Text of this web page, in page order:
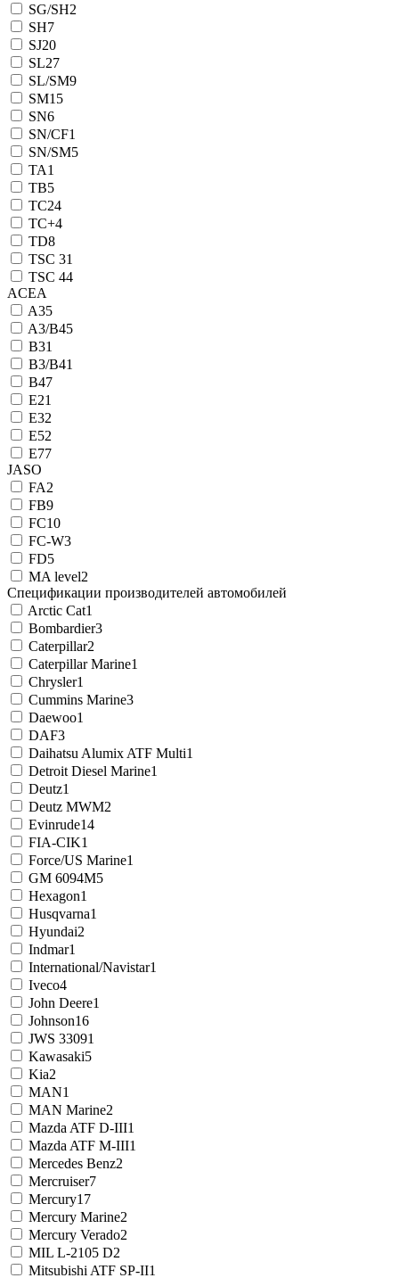
SG/SH2
SH7
SJ20
SL27
SL/SM9
SM15
SN6
SN/CF1
SN/SM5
TA1
TB5
TC24
TC+4
TD8
TSC 31
TSC 44
ACEA
A35
A3/B45
B31
B3/B41
B47
E21
E32
E52
E77
JASO
FA2
FB9
FC10
FC-W3
FD5
MA level2
Спецификации производителей автомобилей
Arctic Cat1
Bombardier3
Caterpillar2
Caterpillar Marine1
Chrysler1
Cummins Marine3
Daewoo1
DAF3
Daihatsu Alumix ATF Multi1
Detroit Diesel Marine1
Deutz1
Deutz MWM2
Evinrude14
FIA-CIK1
Force/US Marine1
GM 6094M5
Hexagon1
Husqvarna1
Hyundai2
Indmar1
International/Navistar1
Iveco4
John Deere1
Johnson16
JWS 33091
Kawasaki5
Kia2
MAN1
MAN Marine2
Mazda ATF D-III1
Mazda ATF M-III1
Mercedes Benz2
Mercruiser7
Mercury17
Mercury Marine2
Mercury Verado2
MIL L-2105 D2
Mitsubishi ATF SP-II1